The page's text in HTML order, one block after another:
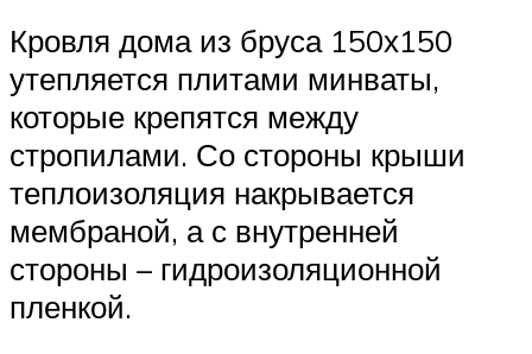
Кровля дома из бруса 150х150
утепляется плитами минваты,
которые крепятся между
стропилами. Со стороны крыши
теплоизоляция накрывается
мембраной, а с внутренней
стороны – гидроизоляционной
пленкой.